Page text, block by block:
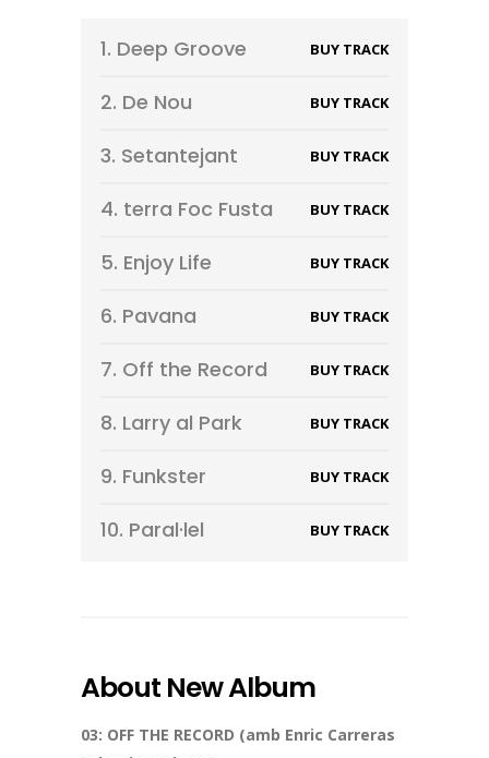
1. Deep Groove BUY TRACK
2. De Nou BUY TRACK
3. Setantejant BUY TRACK
4. terra Foc Fusta BUY TRACK
5. Enjoy Life BUY TRACK
6. Pavana BUY TRACK
7. Off the Record BUY TRACK
8. Larry al Park BUY TRACK
9. Funkster BUY TRACK
10. Paral·lel BUY TRACK
About New Album
03: OFF THE RECORD (amb Enric Carreras